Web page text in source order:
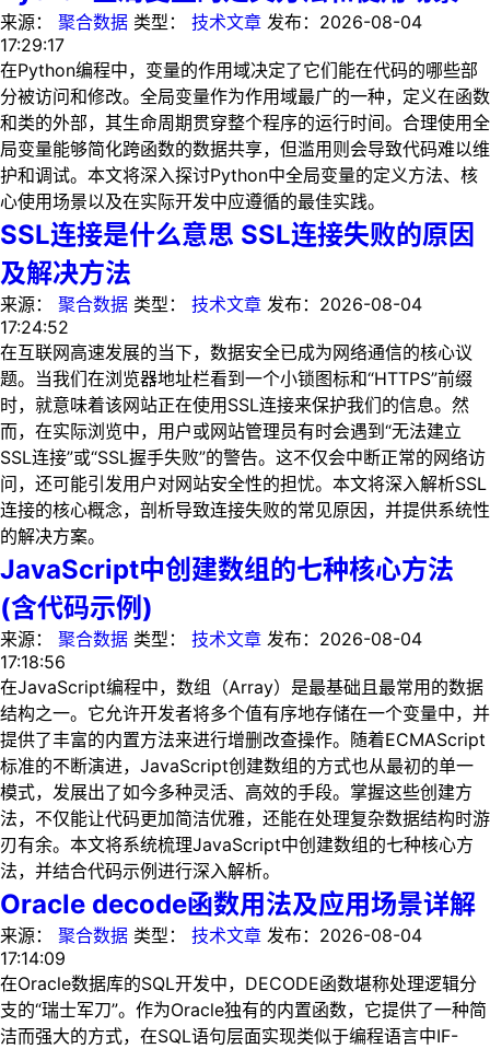
来源： 聚合数据 类型： 技术文章 发布： 2026-08-04
17:29:17
在Python编程中，变量的作用域决定了它们能在代码的哪些部
分被访问和修改。全局变量作为作用域最广的一种，定义在函数
和类的外部，其生命周期贯穿整个程序的运行时间。合理使用全
局变量能够简化跨函数的数据共享，但滥用则会导致代码难以维
护和调试。本文将深入探讨Python中全局变量的定义方法、核
心使用场景以及在实际开发中应遵循的最佳实践。
SSL连接是什么意思 SSL连接失败的原因
及解决方法
来源： 聚合数据 类型： 技术文章 发布： 2026-08-04
17:24:52
在互联网高速发展的当下，数据安全已成为网络通信的核心议
题。当我们在浏览器地址栏看到一个小锁图标和“HTTPS”前缀
时，就意味着该网站正在使用SSL连接来保护我们的信息。然
而，在实际浏览中，用户或网站管理员有时会遇到“无法建立
SSL连接”或“SSL握手失败”的警告。这不仅会中断正常的网络访
问，还可能引发用户对网站安全性的担忧。本文将深入解析SSL
连接的核心概念，剖析导致连接失败的常见原因，并提供系统性
的解决方案。
JavaScript中创建数组的七种核心方法
(含代码示例)
来源： 聚合数据 类型： 技术文章 发布： 2026-08-04
17:18:56
在JavaScript编程中，数组（Array）是最基础且最常用的数据
结构之一。它允许开发者将多个值有序地存储在一个变量中，并
提供了丰富的内置方法来进行增删改查操作。随着ECMAScript
标准的不断演进，JavaScript创建数组的方式也从最初的单一
模式，发展出了如今多种灵活、高效的手段。掌握这些创建方
法，不仅能让代码更加简洁优雅，还能在处理复杂数据结构时游
刃有余。本文将系统梳理JavaScript中创建数组的七种核心方
法，并结合代码示例进行深入解析。
Oracle decode函数用法及应用场景详解
来源： 聚合数据 类型： 技术文章 发布： 2026-08-04
17:14:09
在Oracle数据库的SQL开发中，DECODE函数堪称处理逻辑分
支的“瑞士军刀”。作为Oracle独有的内置函数，它提供了一种简
洁而强大的方式，在SQL语句层面实现类似于编程语言中IF-